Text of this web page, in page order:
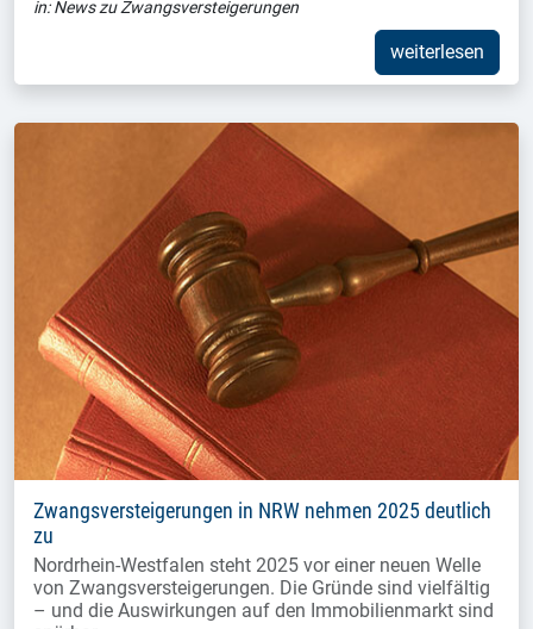
in:News zu Zwangsversteigerungen
weiterlesen
Zwangsversteigerungen in NRW nehmen 2025 deutlich
zu
Nordrhein-Westfalen steht 2025 vor einer neuen Welle
von Zwangsversteigerungen. Die Gründe sind vielfältig
– und die Auswirkungen auf den Immobilienmarkt sind